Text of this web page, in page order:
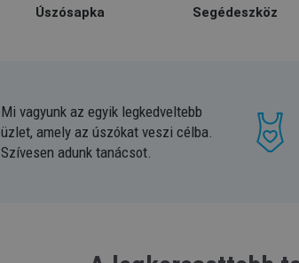
Úszósapka Segédeszköz
Mi vagyunk az egyik legkedveltebb
üzlet, amely az úszókat veszi célba.
Szívesen adunk tanácsot.